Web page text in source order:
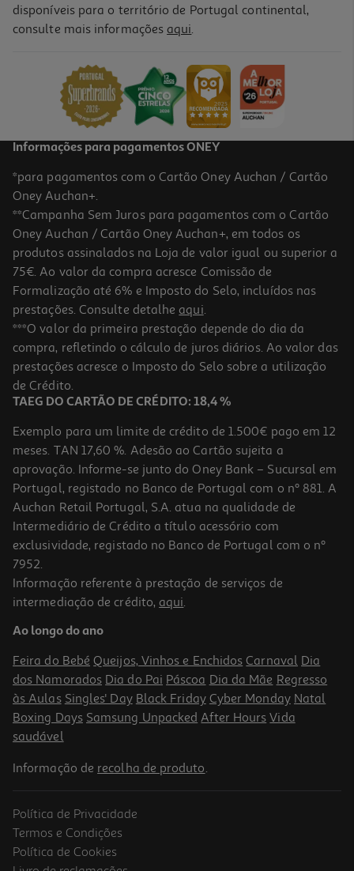
Tablet Xiaomi Redmi Pad 2 (11'' 8/256gb Gray)
259,99 €
Tablet Xiaomi Redmi Pad 2 (11'' 4/128gb Gray)
219.99 €/un
219,99 €
Tablet Lenovo Tb336fu+pen+teclado (11" 2.5k 8/256gb)
299.99 €/un
299,99 €
disponíveis para o território de Portugal continental,
consulte mais informações aqui.
Informações para pagamentos ONEY
*para pagamentos com o Cartão Oney Auchan / Cartão
Oney Auchan+.
**Campanha Sem Juros para pagamentos com o Cartão
Oney Auchan / Cartão Oney Auchan+, em todos os
produtos assinalados na Loja de valor igual ou superior a
75€. Ao valor da compra acresce Comissão de
Formalização até 6% e Imposto do Selo, incluídos nas
prestações. Consulte detalhe aqui.
***O valor da primeira prestação depende do dia da
compra, refletindo o cálculo de juros diários. Ao valor das
prestações acresce o Imposto do Selo sobre a utilização
de Crédito.
TAEG DO CARTÃO DE CRÉDITO: 18,4 %
Exemplo para um limite de crédito de 1.500€ pago em 12
meses. TAN 17,60 %. Adesão ao Cartão sujeita a
aprovação. Informe-se junto do Oney Bank – Sucursal em
Portugal, registado no Banco de Portugal com o nº 881. A
Auchan Retail Portugal, S.A. atua na qualidade de
Intermediário de Crédito a título acessório com
exclusividade, registado no Banco de Portugal com o nº
7952.
Informação referente à prestação de serviços de
intermediação de crédito, aqui.
Ao longo do ano
Feira do Bebé Queijos, Vinhos e Enchidos Carnaval Dia
dos Namorados Dia do Pai Páscoa Dia da Mãe Regresso
às Aulas Singles' Day Black Friday Cyber Monday Natal
Boxing Days Samsung Unpacked After Hours Vida
saudável
Informação de recolha de produto.
Política de Privacidade
Termos e Condições
Política de Cookies